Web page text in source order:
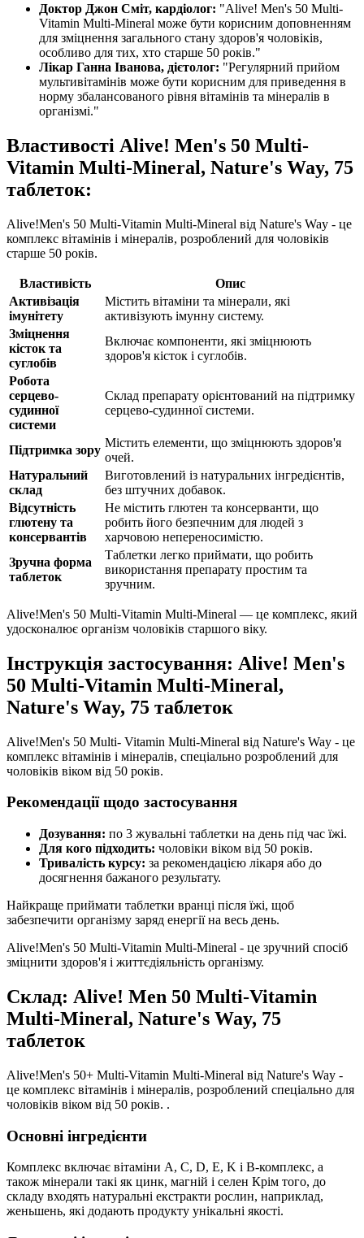
Доктор Джон Сміт, кардіолог: "Alive! Men's 50 Multi-
Vitamin Multi-Mineral може бути корисним доповненням
для зміцнення загального стану здоров'я чоловіків,
особливо для тих, хто старше 50 років."
Лікар Ганна Іванова, дієтолог: "Регулярний прийом
мультивітамінів може бути корисним для приведення в
норму збалансованого рівня вітамінів та мінералів в
організмі."
Властивості Alive! Men's 50 Multi-
Vitamin Multi-Mineral, Nature's Way, 75
таблеток:
Alive!Men's 50 Multi-Vitamin Multi-Mineral від Nature's Way - це
комплекс вітамінів і мінералів, розроблений для чоловіків
старше 50 років.
Властивість
Опис
Активізація
імунітету
Містить вітаміни та мінерали, які
активізують імунну систему.
Зміцнення
кісток та
суглобів
Включає компоненти, які зміцнюють
здоров'я кісток і суглобів.
Робота
серцево-
судинної
системи
Склад препарату орієнтований на підтримку
серцево-судинної системи.
Підтримка зору
Містить елементи, що зміцнюють здоров'я
очей.
Натуральний
склад
Виготовлений із натуральних інгредієнтів,
без штучних добавок.
Відсутність
глютену та
консервантів
Не містить глютен та консерванти, що
робить його безпечним для людей з
харчовою непереносимістю.
Зручна форма
таблеток
Таблетки легко приймати, що робить
використання препарату простим та
зручним.
Alive!Men's 50 Multi-Vitamin Multi-Mineral — це комплекс, який
удосконалює організм чоловіків старшого віку.
Інструкція застосування: Alive! Men's
50 Multi-Vitamin Multi-Mineral,
Nature's Way, 75 таблеток
Alive!Men's 50 Multi- Vitamin Multi-Mineral від Nature's Way - це
комплекс вітамінів і мінералів, спеціально розроблений для
чоловіків віком від 50 років.
Рекомендації щодо застосування
Дозування: по 3 жувальні таблетки на день під час їжі.
Для кого підходить: чоловіки віком від 50 років.
Тривалість курсу: за рекомендацією лікаря або до
досягнення бажаного результату.
Найкраще приймати таблетки вранці після їжі, щоб
забезпечити організму заряд енергії на весь день.
Alive!Men's 50 Multi-Vitamin Multi-Mineral - це зручний спосіб
зміцнити здоров'я і життєдіяльність організму.
Склад: Alive! Men 50 Multi-Vitamin
Multi-Mineral, Nature's Way, 75
таблеток
Alive!Men's 50+ Multi-Vitamin Multi-Mineral від Nature's Way -
це комплекс вітамінів і мінералів, розроблений спеціально для
чоловіків віком від 50 років. .
Основні інгредієнти
Комплекс включає вітаміни A, C, D, E, K і B-комплекс, а
також мінерали такі як цинк, магній і селен Крім того, до
складу входять натуральні екстракти рослин, наприклад,
женьшень, які додають продукту унікальні якості.